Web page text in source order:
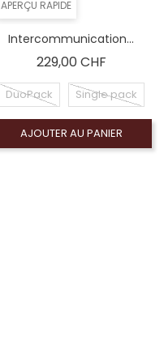
APERÇU RAPIDE
Intercommunication...
229,00 CHFPrix
DuoPack Single pack
AJOUTER AU PANIER